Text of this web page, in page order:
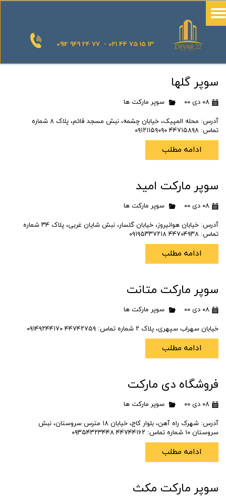
0912 949 24 77 - 021 44 75 15 13
سوپر گلها
۰۸ دی ۰۰ سوپر مارکت ها
آدرس: محله المپیک، خیابان چشمه، نبش مسجد قائم، پلاک ۸ شماره
تماس: ۴۴۷۱۵۸۹۸ ۰۹۱۲۱۱۵۹۰۹۰
ادامه مطلب
سوپر مارکت امید
۰۸ دی ۰۰ سوپر مارکت ها
آدرس: خیابان هوانیروز، خیابان گلسار، نبش شایان غربی، پلاک ۳۴ شماره
تماس: ۴۴۷۰۴۹۳۸ ۰۹۱۹۵۳۳۷۲۱۸
ادامه مطلب
سوپر مارکت متانت
۰۸ دی ۰۰ سوپر مارکت ها
خیابان سهراب سپهری، پلاک ۲ شماره تماس: ۴۴۷۴۲۷۵۹ ۰۹۱۴۹۲۴۴۱۷۰
ادامه مطلب
فروشگاه دی مارکت
۰۸ دی ۰۰ سوپر مارکت ها
آدرس: شهرک راه آهن، بلوار کاج، خیابان ۱۸ مترس سروستان، نبش
سروستان ۱۰ شماره تماس: ۴۴۷۴۴۱۶۲ ۰۹۳۵۴۳۲۳۴۴۸
ادامه مطلب
سوپر مارکت مکث